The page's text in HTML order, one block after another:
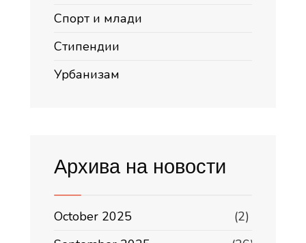
Спорт и млади
Стипендии
Урбанизам
Архива на новости
October 2025
(2)